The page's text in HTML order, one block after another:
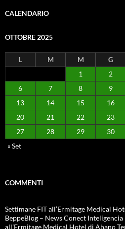
CALENDARIO
OTTOBRE 2025
L M M G
1
2
6
7 8 9
13
14 15 16
20
21 22 23
27
28 29 30
« Set
COMMENTI
Settimane FIT all’Ermitage Medical
BeppeBlog – News Conect
all’Ermitage Medical Hotel di Abano